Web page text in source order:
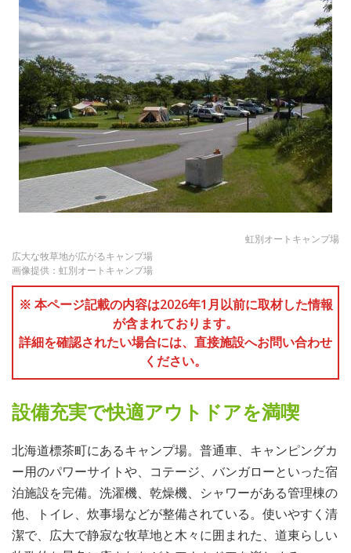
虹別オートキャンプ場
広大な牧草地が広がるキャンプ場
画像提供：虹別オートキャンプ場
※ 本ページ記載の内容は2026年1月以前に取材した情報
が含まれております。
詳細を確認されたい場合には、直接施設へお問い合わせ
ください。
設備充実で快適アウトドアを満喫
北海道標茶町にあるキャンプ場。普通車、キャンピングカ
ー用のパワーサイトや、コテージ、バンガローといった宿
泊施設を完備。洗濯機、乾燥機、シャワーがある管理棟の
他、トイレ、炊事場などが整備されている。使いやすく清
潔で、広大で静寂な牧草地と木々に囲まれた、道東らしい